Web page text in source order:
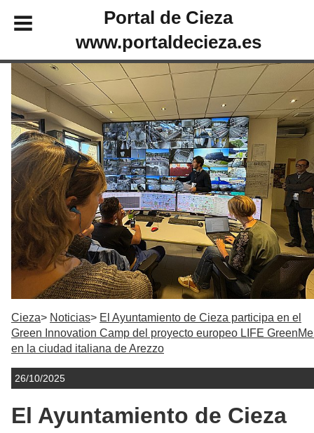
Portal de Cieza
www.portaldecieza.es
Cieza Noticias
El Ayuntamiento de Cieza participa en el
Green Innovation Camp del proyecto europeo LIFE
en la ciudad italiana de Arezzo
26/10/2025
El Ayuntamiento de Cieza